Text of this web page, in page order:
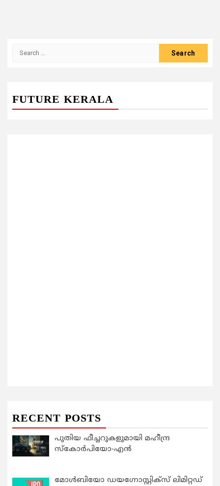
Search
FUTURE KERALA
RECENT POSTS
പുതിയ ഫീച്ചറുകളുമായി മഹീന്ദ്ര
സ്കോർപിയോ-എൻ
മോൾബിയോ ഡയഗ്നോസ്റ്റിക്സ് ലിമിറ്റഡ്